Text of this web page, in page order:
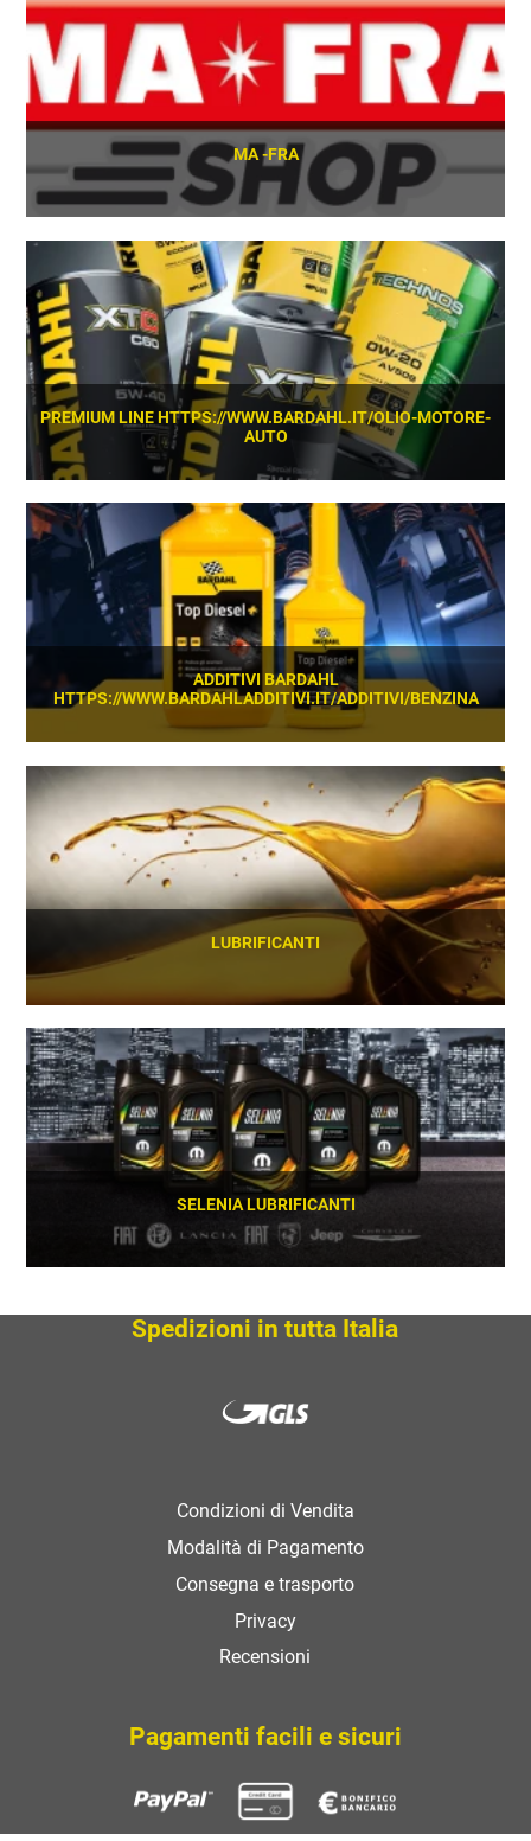
MA -FRA
SCOPRI
PREMIUM LINE HTTPS://WWW.BARDAHL.IT/OLIO-MOTORE-
AUTO
SCOPRI
ADDITIVI BARDAHL
HTTPS://WWW.BARDAHLADDITIVI.IT/ADDITIVI/BENZINA
SCOPRI
LUBRIFICANTI
SCOPRI
SELENIA LUBRIFICANTI
Spedizioni in tutta Italia
Condizioni di Vendita
Modalità di Pagamento
Consegna e trasporto
Privacy
Recensioni
Pagamenti facili e sicuri